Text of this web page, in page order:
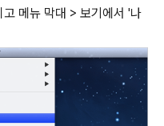
메뉴 막대 > 보기에서 '나